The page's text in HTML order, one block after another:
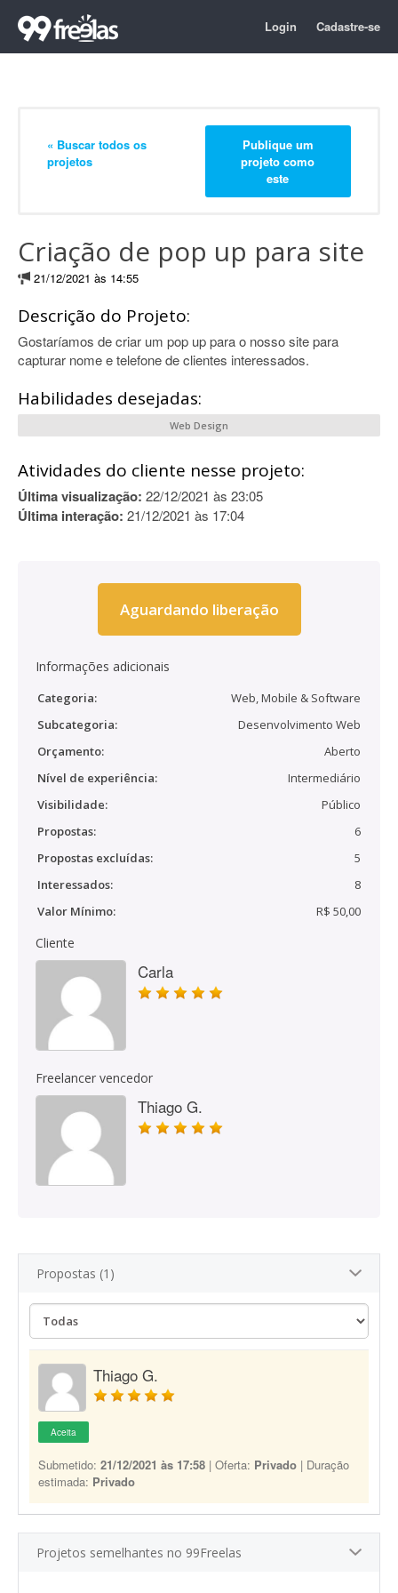
Login Cadastre-se
« Buscar todos os
projetos
Publique um
projeto como
este
Criação de pop up para site
21/12/2021 às 14:55
Descrição do Projeto:
Gostaríamos de criar um pop up para o nosso site para
capturar nome e telefone de clientes interessados.
Habilidades desejadas:
Web Design
Atividades do cliente nesse projeto:
Última visualização: 22/12/2021 às 23:05
Última interação: 21/12/2021 às 17:04
Aguardando liberação
Informações adicionais
Categoria:
Web, Mobile & Software
Subcategoria:
Desenvolvimento Web
Orçamento:
Aberto
Nível de experiência:
Intermediário
Visibilidade:
Público
Propostas:
6
Propostas excluídas:
5
Interessados:
8
Valor Mínimo:
R$ 50,00
Cliente
Carla
Freelancer vencedor
Thiago G.
Propostas (1)
Thiago G.
Aceita
Submetido: 21/12/2021 às 17:58 | Oferta: Privado | Duração
estimada: Privado
Projetos semelhantes no 99Freelas